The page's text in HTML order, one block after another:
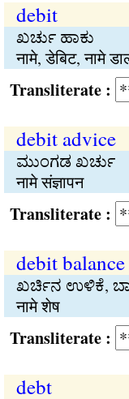
debit
ಖರ್ಚು ಹಾಕು
नामे, डेबिट, नामे
:
debit advice
ಮುಂಗಡ ಖರ್ಚು
नामे संज्ञापन
:
debit balance
ಖರ್ಚಿನ ಉಳಿಕೆ,
नामे शेष
:
debt